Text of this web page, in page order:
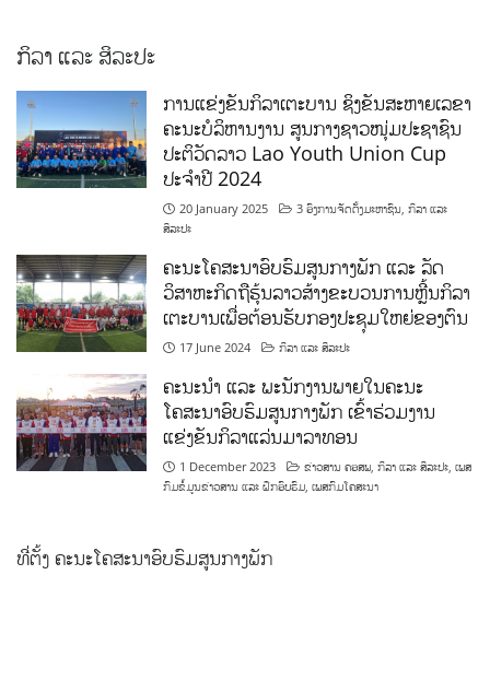
ກິລາ ແລະ ສິລະປະ
ການແຂ່ງຂັນກິລາເຕະບານ ຊິງຂັນສະຫາຍເລຂາ
ຄະນະບໍລິຫານງານ ສູນກາງຊາວໜຸ່ມປະຊາຊົນ
ປະຕິວັດລາວ Lao Youth Union Cup
ປະຈຳປີ 2024
20 January 2025 3 ອົງການຈັດຕັ້ງມະຫາຊົນ,ກິລາ ແລະ
ສິລະປະ
ຄະນະໂຄສະນາອົບຮົມສູນກາງພັກ ແລະ ລັດ
ວິສາຫະກິດຖືຮຸ້ນລາວສ້າງຂະບວນການຫຼີ້ນກິລາ
ເຕະບານເພື່ອຕ້ອນຮັບກອງປະຊຸມໃຫຍ່ຂອງຕົນ
17 June 2024 ກິລາ ແລະ ສິລະປະ
ຄະນະນຳ ແລະ ພະນັກງານພາຍໃນຄະນະ
ໂຄສະນາອົບຮົມສູນກາງພັກ ເຂົ້າຮ່ວມງານ
ແຂ່ງຂັນກິລາແລ່ນມາລາທອນ
1 December 2023 ຂ່າວສານ ຄອສພ,ກິລາ ແລະ ສິລະປະ,ເພສ
ກົມຂໍ້ມູນຂ່າວສານ ແລະ ຝຶກອົບຮົມ,ເພສກົມໂຄສະນາ
ທີ່ຕັ້ງ ຄະນະໂຄສະນາອົບຮົມສູນກາງພັກ